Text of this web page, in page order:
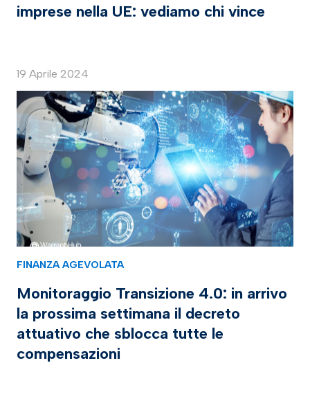
imprese nella UE: vediamo chi vince
19 Aprile 2024
FINANZA AGEVOLATA
Monitoraggio Transizione 4.0: in arrivo
la prossima settimana il decreto
attuativo che sblocca tutte le
compensazioni